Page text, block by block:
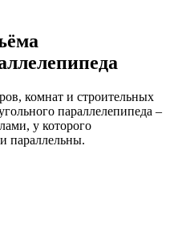
комнат и строительных
параллелепипеда –
у которого
параллельны.